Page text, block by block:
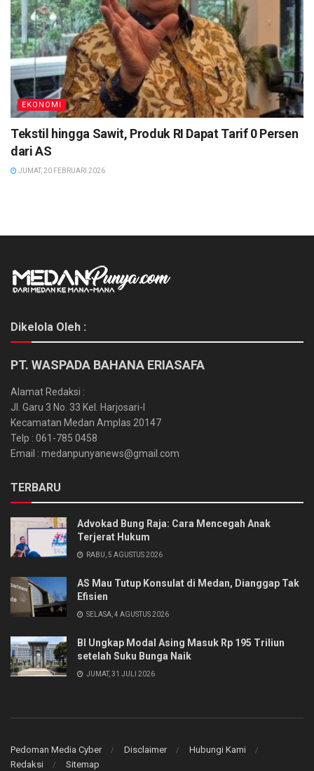
EKONOMI
Tekstil hingga Sawit, Produk RI Dapat Tarif 0 Persen
dari AS
JUMAT, 20 FEBRUARI 2026
Dikelola Oleh :
PT. WASPADA BAHANA ERIASAFA
Alamat Redaksi :
Jl. Garu 3 No. 33 Kel. Harjosari-I
Kecamatan Medan Amplas 20147
Telp : 061-785 0458
Email : medanpunyanews@gmail.com
TERBARU
Advokad Bung Raja: Cara Mencegah Anak
Terjerat Hukum
RABU, 5 AGUSTUS 2026
AS Mau Tutup Konsulat di Medan, Dianggap Tak
Efisien
SELASA, 4 AGUSTUS 2026
BI Ungkap Modal Asing Masuk Rp 195 Triliun
setelah Suku Bunga Naik
JUMAT, 31 JULI 2026
Pedoman Media Cyber Disclaimer
Hubungi Kami
Redaksi
Sitemap